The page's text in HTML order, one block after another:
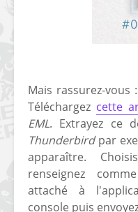
Mais rassurez-vous
Téléchargez cette
EML. Extrayez ce
Thunderbirdpar
apparaître.
renseignez
attaché à
console puis
[Vita]
concours
[PSP]
PSP